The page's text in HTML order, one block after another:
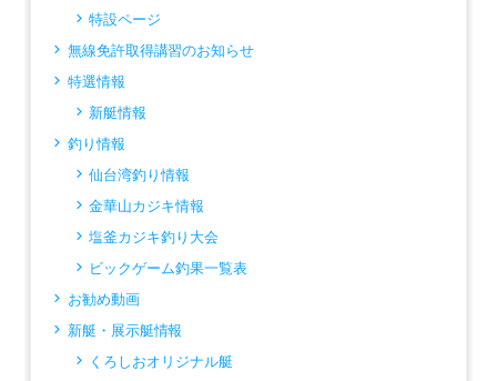
特設ページ
無線免許取得講習のお知らせ
特選情報
新艇情報
釣り情報
仙台湾釣り情報
金華山カジキ情報
塩釜カジキ釣り大会
ビックゲーム釣果一覧表
お勧め動画
新艇・展示艇情報
くろしおオリジナル艇